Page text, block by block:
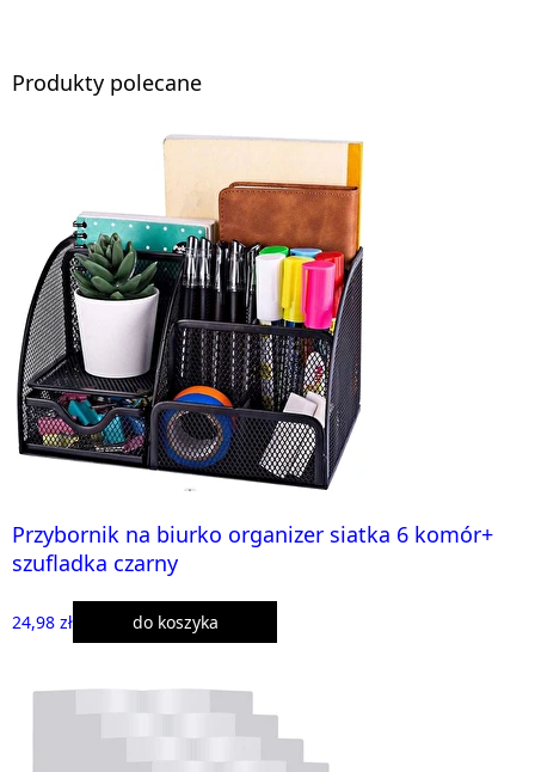
Produkty polecane
Przybornik na biurko organizer siatka 6 komór+
szufladka czarny
24,98 zł do koszyka